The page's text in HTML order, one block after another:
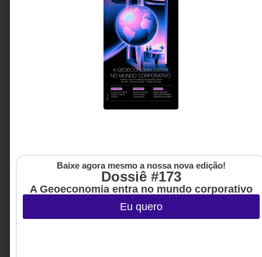
A IA transforma o atendimento, mas são as
pessoas que constroem confiança
Enquanto a IA assume processos, diagnósticos e
tarefas repetitivas, cresce a importância de
competências exclusivamente humanas. O desafio
das lideranças não é automatizar mais, mas decidir
onde a presença humana gera valor que nenhuma
tecnologia consegue reproduzir plenamente.
Baixe agora mesmo a nossa nova edição!
Dossiê #173
A Geoeconomia entra no mundo corporativo
Eu quero